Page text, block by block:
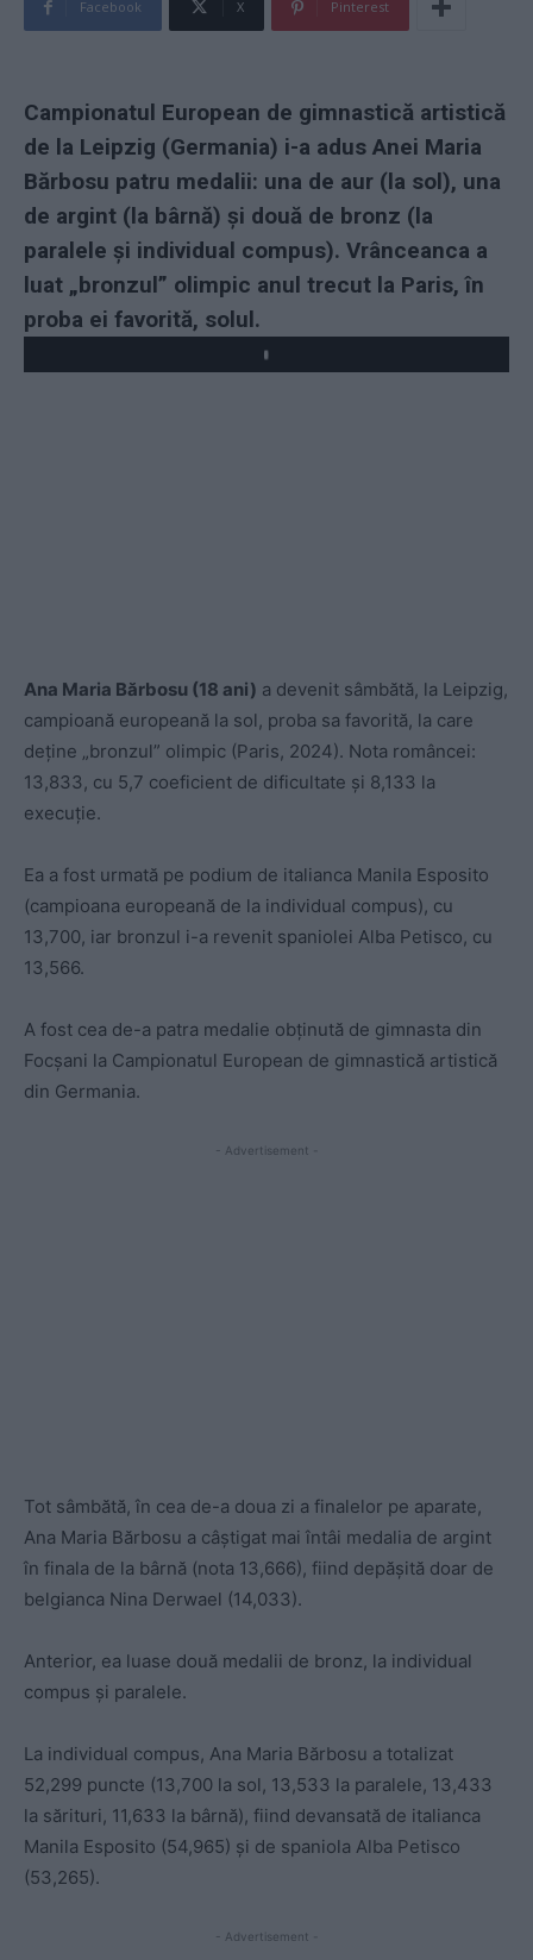
Facebook X Pinterest
Campionatul European de gimnastică artistică
de la Leipzig (Germania) i-a adus Anei Maria
Bărbosu patru medalii: una de aur (la sol), una
de argint (la bârnă) și două de bronz (la
paralele și individual compus). Vrânceanca a
luat „bronzul” olimpic anul trecut la Paris, în
proba ei favorită, solul.
Play
Ana Maria Bărbosu (18 ani) a devenit sâmbătă, la Leipzig,
campioană europeană la sol, proba sa favorită, la care
deține „bronzul” olimpic (Paris, 2024). Nota româncei:
13,833, cu 5,7 coeficient de dificultate și 8,133 la
execuție.
Ea a fost urmată pe podium de italianca Manila Esposito
(campioana europeană de la individual compus), cu
13,700, iar bronzul i-a revenit spaniolei Alba Petisco, cu
13,566.
A fost cea de-a patra medalie obținută de gimnasta din
Focșani la Campionatul European de gimnastică artistică
din Germania.
- Advertisement -
Tot sâmbătă, în cea de-a doua zi a finalelor pe aparate,
Ana Maria Bărbosu a câștigat mai întâi medalia de argint
în finala de la bârnă (nota 13,666), fiind depășită doar de
belgianca Nina Derwael (14,033).
Anterior, ea luase două medalii de bronz, la individual
compus și paralele.
La individual compus, Ana Maria Bărbosu a totalizat
52,299 puncte (13,700 la sol, 13,533 la paralele, 13,433
la sărituri, 11,633 la bârnă), fiind devansată de italianca
Manila Esposito (54,965) și de spaniola Alba Petisco
(53,265).
- Advertisement -